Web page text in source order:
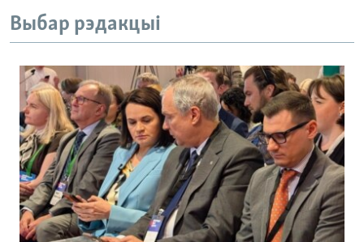
Выбар рэдакцыі